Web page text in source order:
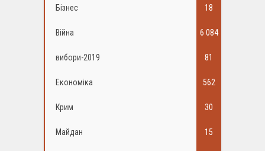
Бізнес 18
Війна 6 084
вибори-2019 81
Економіка 562
Крим 30
Майдан 15